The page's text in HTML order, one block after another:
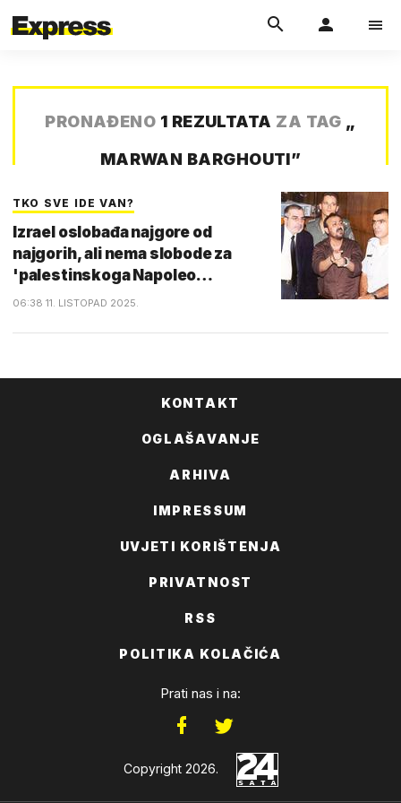
PRONAĐENO 1 REZULTATA ZA TAG „
MARWAN BARGHOUTI”
TKO SVE IDE VAN?
Izrael oslobađa najgore od
najgorih, ali nema slobode za
'palestinskoga Napoleo…
06:38 11. LISTOPAD 2025.
KONTAKT
OGLAŠAVANJE
ARHIVA
IMPRESSUM
UVJETI KORIŠTENJA
PRIVATNOST
RSS
POLITIKA KOLAČIĆA
Prati nas i na:
Copyright 2026.